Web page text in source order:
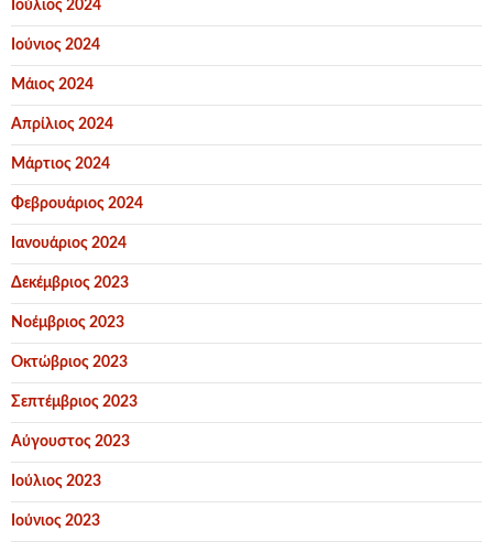
Ιούλιος 2024
Ιούνιος 2024
Μάιος 2024
Απρίλιος 2024
Μάρτιος 2024
Φεβρουάριος 2024
Ιανουάριος 2024
Δεκέμβριος 2023
Νοέμβριος 2023
Οκτώβριος 2023
Σεπτέμβριος 2023
Αύγουστος 2023
Ιούλιος 2023
Ιούνιος 2023